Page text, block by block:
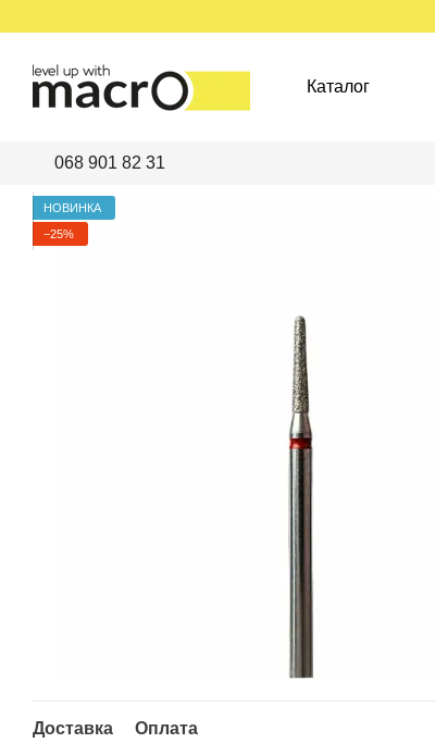
Каталог
068 901 82 31
НОВИНКА
−25%
Доставка Оплата